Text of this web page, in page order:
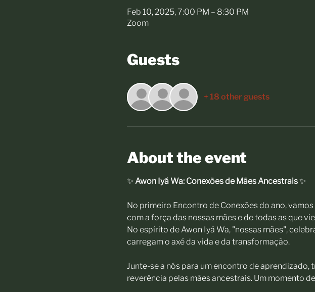
Feb 10, 2025, 7:00 PM – 8:30 PM
Zoom
Guests
+ 18 other guests
About the event
✨ Awon Iyá Wa: Conexões de Mães Ancestrais ✨
No primeiro Encontro de Conexões do ano,
com a força das nossas mães e de todas as que
No espírito de Awon Iyá Wa, "nossas mães",
carregam o axé da vida e da transformação.
Junte-se a nós para um encontro de
reverência pelas mães ancestrais. Um momento